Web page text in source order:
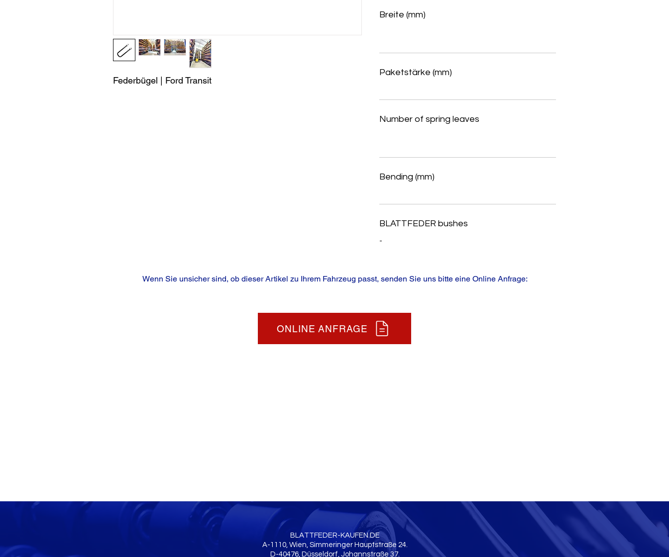
Federbügel | Ford Transit
Breite (mm)
Paketstärke (mm)
Number of spring leaves
Bending (mm)
BLATTFEDER bushes
-
Wenn Sie unsicher sind, ob dieser Artikel zu Ihrem Fahrzeug passt, senden Sie uns bitte eine Online Anfrage:
ONLINE ANFRAGE
BLATTFEDER-KAUFEN.DE
A-1110, Wien, Simmeringer Hauptstraße 24.
D-40476, Düsseldorf, Johannstraße 37.